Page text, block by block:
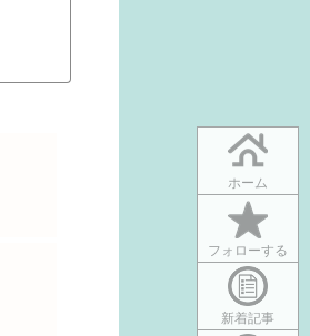
ホーム
フォローする
新着記事